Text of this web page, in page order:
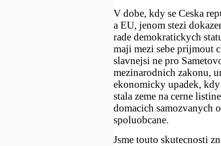
V dobe, kdy se Ceska
a EU, jenom stezi
rade demokratickych
maji mezi sebe prijmout
slavnejsi ne pro
mezinarodnich zakonu,
ekonomicky upadek,
stala zeme na cerne
domacich samozvanych
spoluobcane.
Jsme touto skutecnosti